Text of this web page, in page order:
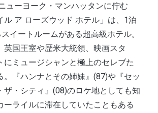
ューヨーク・マンハッタンに佇む
ル ア ローズウッド ホテル」は、1泊
イートルームがある超高級ホテル。
英国王室や歴米大統領、映画スタ
にミュージシャンと極上のセレブた
。『ハンナとその姉妹』(87)や『セッ
ザ・シティ』(08)のロケ地としても知
ーライルに滞在していたこともある